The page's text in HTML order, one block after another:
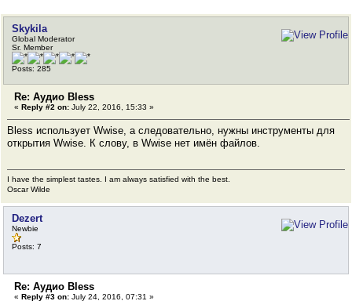
Skykila
Global Moderator
Sr. Member
Posts: 285
Re: Аудио Bless
« Reply #2 on: July 22, 2016, 15:33 »
Bless использует Wwise, а следовательно, нужны инструменты для
открытия Wwise. К слову, в Wwise нет имён файлов.
I have the simplest tastes. I am always satisfied with the best.
Oscar Wilde
Dezert
Newbie
Posts: 7
Re: Аудио Bless
« Reply #3 on: July 24, 2016, 07:31 »